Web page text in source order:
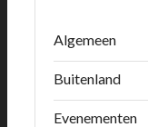
Algemeen
Buitenland
Evenementen